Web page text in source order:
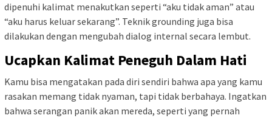
dipenuhi kalimat menakutkan seperti “aku tidak aman” atau
“aku harus keluar sekarang”. Teknik grounding juga bisa
dilakukan dengan mengubah dialog internal secara lembut.
Ucapkan Kalimat Peneguh Dalam Hati
Kamu bisa mengatakan pada diri sendiri bahwa apa yang kamu
rasakan memang tidak nyaman, tapi tidak berbahaya. Ingatkan
bahwa serangan panik akan mereda, seperti yang pernah